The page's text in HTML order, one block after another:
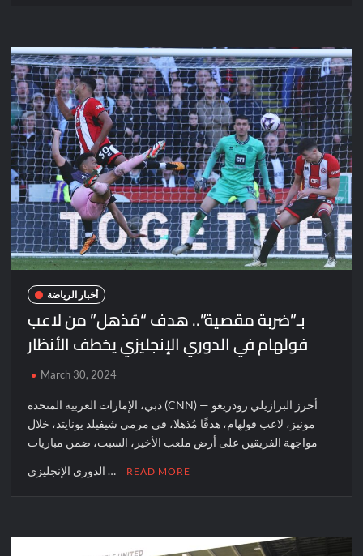
أخبار الرياضة
بـ”ضربة مقصية”.. هدف “مُذهل” من لاعب
فولهام في الدوري الإنجليزي يخطف الأنظار
March 30, 2024
دبي، الإمارات العربية المتحدة (CNN) — أحرز البرازيلي رودريغو
مونيز، لاعب فولهام، هدفًا مُذهلا، في مرمى شيفيلد يونايتد، خلال
مواجهة الفريقين على أرض ملعب الأخير، السبت، ضمن مباريات
الدوري الإنجليزي … READ MORE